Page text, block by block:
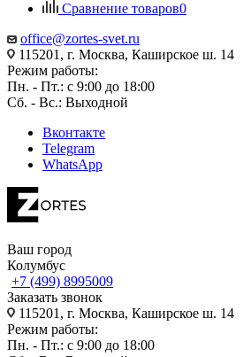
Сравнение товаров0
office@zortes-svet.ru
115201, г. Москва, Каширское ш. 14
Режим работы:
Пн. - Пт.: с 9:00 до 18:00
Сб. - Вс.: Выходной
Вконтакте
Telegram
WhatsApp
Ваш город
Колумбус
+7 (499) 8995009
Заказать звонок
115201, г. Москва, Каширское ш. 14
Режим работы:
Пн. - Пт.: с 9:00 до 18:00